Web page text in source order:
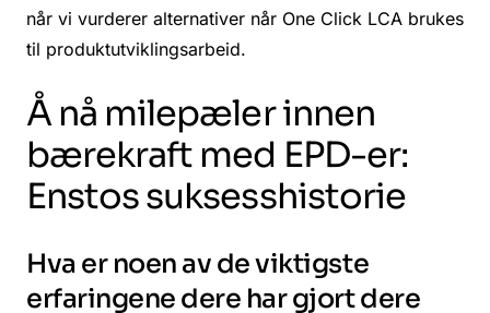
når vi vurderer alternativer når One Click LCA brukes
til produktutviklingsarbeid.
Å nå milepæler innen
bærekraft med EPD-er:
Enstos suksesshistorie
Hva er noen av de viktigste
erfaringene dere har gjort dere